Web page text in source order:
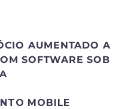
AUMENTADO A
SOFTWARE SOB
MOBILE